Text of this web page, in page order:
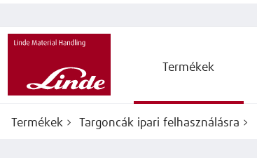
Termékek
Termékek Targoncák ipari felhasználásra